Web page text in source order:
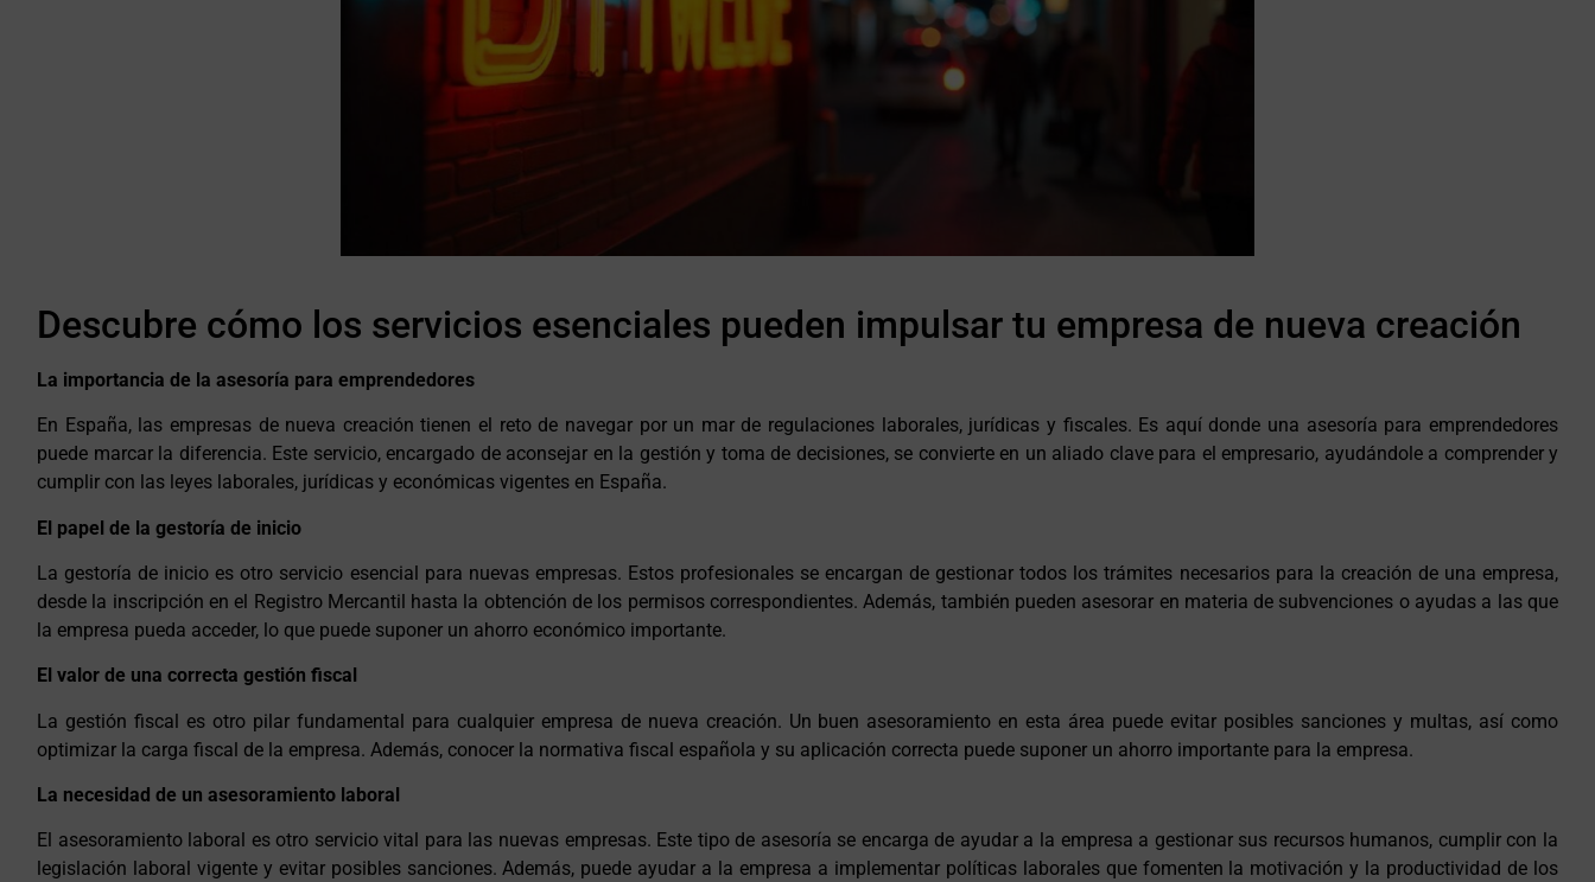
Descubre cómo los servicios esenciales pueden impulsar tu empresa de nueva creación
La importancia de la asesoría para emprendedores
En España, las empresas de nueva creación tienen el reto de navegar por un mar de regulaciones laborales, jurídicas y fiscales. Es aquí donde una asesoría para emprendedores
puede marcar la diferencia. Este servicio, encargado de aconsejar en la gestión y toma de decisiones, se convierte en un aliado clave para el empresario, ayudándole a comprender y
cumplir con las leyes laborales, jurídicas y económicas vigentes en España.
El papel de la gestoría de inicio
La gestoría de inicio es otro servicio esencial para nuevas empresas. Estos profesionales se encargan de gestionar todos los trámites necesarios para la creación de una empresa,
desde la inscripción en el Registro Mercantil hasta la obtención de los permisos correspondientes. Además, también pueden asesorar en materia de subvenciones o ayudas a las que
la empresa pueda acceder, lo que puede suponer un ahorro económico importante.
El valor de una correcta gestión fiscal
La gestión fiscal es otro pilar fundamental para cualquier empresa de nueva creación. Un buen asesoramiento en esta área puede evitar posibles sanciones y multas, así como
optimizar la carga fiscal de la empresa. Además, conocer la normativa fiscal española y su aplicación correcta puede suponer un ahorro importante para la empresa.
La necesidad de un asesoramiento laboral
El asesoramiento laboral es otro servicio vital para las nuevas empresas. Este tipo de asesoría se encarga de ayudar a la empresa a gestionar sus recursos humanos, cumplir con la
legislación laboral vigente y evitar posibles sanciones. Además, puede ayudar a la empresa a implementar políticas laborales que fomenten la motivación y la productividad de los